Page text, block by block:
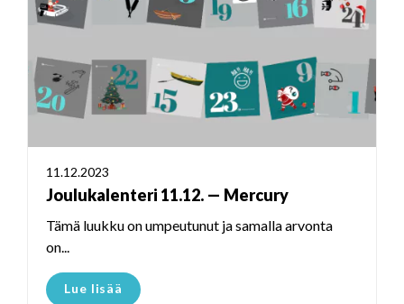
11.12.2023
Joulukalenteri 11.12. — Mercury
Tämä luukku on umpeutunut ja samalla arvonta
on...
Lue lisää